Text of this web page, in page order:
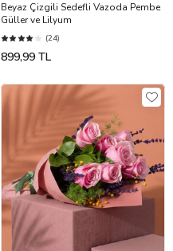
Beyaz Çizgili Sedefli Vazoda Pembe
Güller ve Lilyum
(24)
899,99 TL